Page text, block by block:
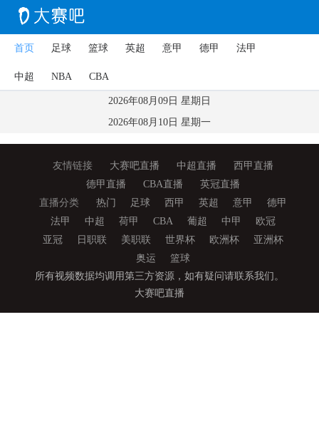
首页 足球 篮球 英超 意甲 德甲 法甲
中超 NBA CBA
2026年08月09日 星期日
2026年08月10日 星期一
友情链接 大赛吧直播 中超直播
西甲直播
德甲直播
CBA直播
英冠直播
直播分类
热门 足球 西甲 英超 意甲
德甲
法甲
中超 荷甲 CBA 葡超 中甲
欧冠
亚冠
日职联 美职联 世界杯 欧洲杯
亚洲杯
奥运
篮球
所有视频数据均调用第三方资源，如有疑问请联系我们。
大赛吧直播